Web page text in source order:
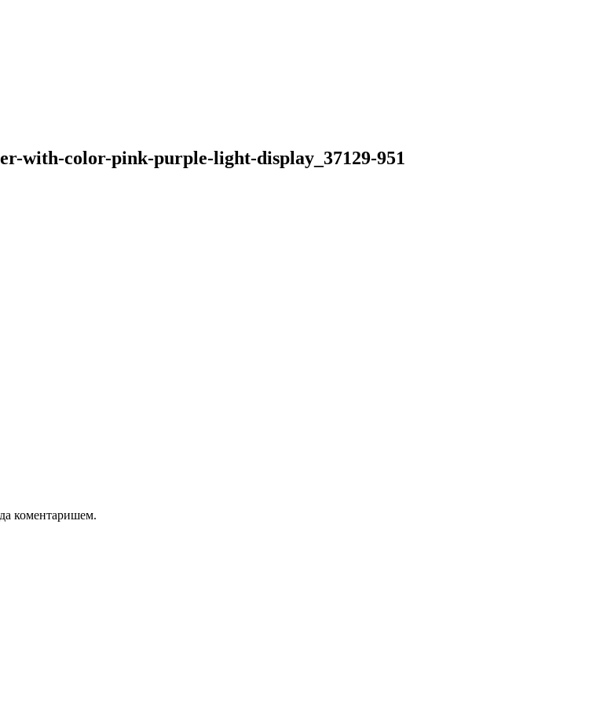
with-color-pink-purple-light-display_37129-951
коментаришем.